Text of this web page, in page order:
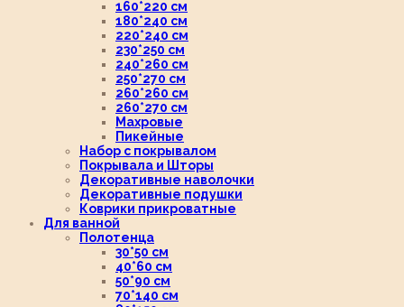
160*220 см
180*240 см
220*240 см
230*250 см
240*260 см
250*270 см
260*260 см
260*270 см
Махровые
Пикейные
Набор с покрывалом
Покрывала и Шторы
Декоративные наволочки
Декоративные подушки
Коврики прикроватные
Для ванной
Полотенца
30*50 см
40*60 см
50*90 см
70*140 см